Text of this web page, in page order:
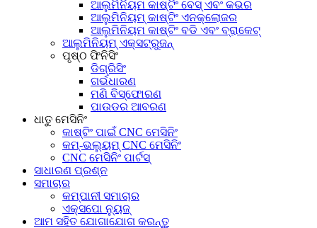
ଆଲୁମିନିୟମ କାଷ୍ଟିଂ ବେସ୍ ଏବଂ କଭର
ଆଲୁମିନିୟମ୍ କାଷ୍ଟିଂ ଏନକ୍ଲୋଜର
ଆଲୁମିନିୟମ କାଷ୍ଟିଂ ବଡି ଏବଂ ବ୍ରାକେଟ୍
ଆଲୁମିନିୟମ୍ ଏକ୍ସଟ୍ରୁଜନ୍
ପୃଷ୍ଠ ଫିନିସିଂ
ଡିଗ୍ରିସିଂ
ଗର୍ଭଧାରଣ
ମଣି ବିସ୍ଫୋରଣ
ପାଉଡର ଆବରଣ
ଧାତୁ ମେସିନିଂ
କାଷ୍ଟିଂ ପାଇଁ CNC ମେସିନିଂ
କମ୍-ଭଲ୍ୟୁମ୍ CNC ମେସିନିଂ
CNC ମେସିନିଂ ପାର୍ଟସ୍
ସାଧାରଣ ପ୍ରଶ୍ନ
ସମାଚାର
କମ୍ପାନୀ ସମାଚାର
ଏକ୍ସପୋ ନ୍ୟୁଜ୍
ଆମ ସହିତ ଯୋଗାଯୋଗ କରନ୍ତୁ